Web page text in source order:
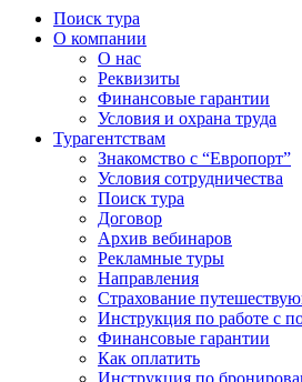
Поиск тура
О компании
О нас
Реквизиты
Финансовые гарантии
Условия и охрана труда
Турагентствам
Знакомство с “Европорт”
Условия сотрудничества
Поиск тура
Договор
Архив вебинаров
Рекламные туры
Направления
Страхование
Инструкция по работе с
Финансовые гарантии
Как оплатить
Инструкция по